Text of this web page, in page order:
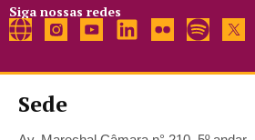
Siga nossas redes
Sede